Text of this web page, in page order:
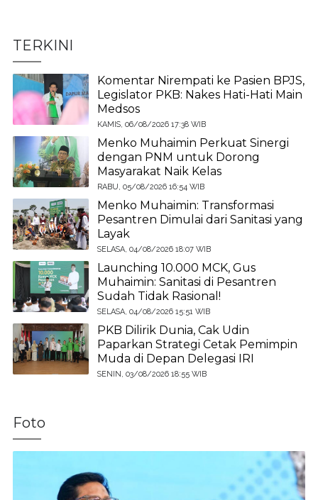
TERKINI
Komentar Nirempati ke Pasien BPJS,
Legislator PKB: Nakes Hati-Hati Main
Medsos
KAMIS, 06/08/2026 17:38 WIB
Menko Muhaimin Perkuat Sinergi
dengan PNM untuk Dorong
Masyarakat Naik Kelas
RABU, 05/08/2026 16:54 WIB
Menko Muhaimin: Transformasi
Pesantren Dimulai dari Sanitasi yang
Layak
SELASA, 04/08/2026 18:07 WIB
Launching 10.000 MCK, Gus
Muhaimin: Sanitasi di Pesantren
Sudah Tidak Rasional!
SELASA, 04/08/2026 15:51 WIB
PKB Dilirik Dunia, Cak Udin
Paparkan Strategi Cetak Pemimpin
Muda di Depan Delegasi IRI
SENIN, 03/08/2026 18:55 WIB
Foto